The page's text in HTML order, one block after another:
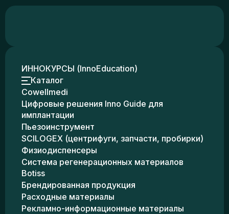
ИННОКУРСЫ (InnoEducation)
Каталог
Cowellmedi
Цифровые решения Inno Guide для
имплантации
Пьезоинструмент
SCILOGEX (центрифуги, запчасти, пробирки)
Физиодиспенсеры
Система регенерационных материалов
Botiss
Брендированная продукция
Расходные материалы
Рекламно-информационные материалы